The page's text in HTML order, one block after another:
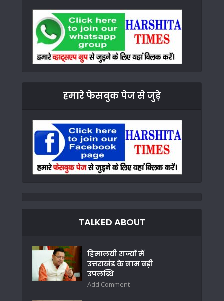
हमारे फेसबुक पेज से जुड़े
TALKED ABOUT
हिमालयी राज्यों में
उत्तराखंड के नाम बड़ी
उपलब्धि
Add Comment